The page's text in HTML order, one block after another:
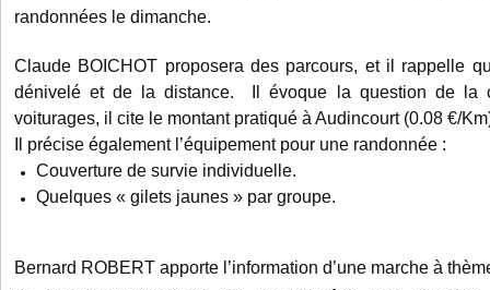
randonnées le dimanche.
Claude BOICHOT proposera des parcours, et il rappelle
dénivelé et de la distance. Il évoque la question de la
voiturages, il cite le montant pratiqué à Audincourt (0.08 €/
Il précise également l’équipement pour une randonnée :
Couverture de survie individuelle.
Quelques « gilets jaunes » par groupe.
Bernard ROBERT apporte l’information d’une marche à